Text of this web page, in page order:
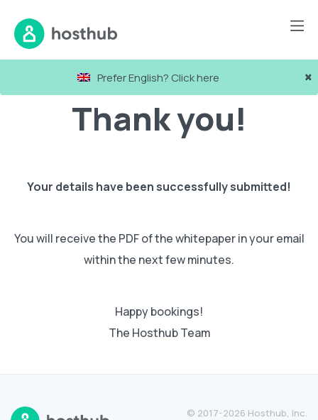
×
Prefer English? Click here
Thank you!
Your details have been successfully submitted!
You will receive the PDF of the whitepaper in your email
within the next few minutes.
Happy bookings!
The Hosthub Team
© 2017-2026 Hosthub, Inc.